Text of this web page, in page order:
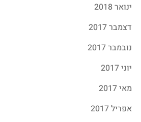
ינואר 2018
דצמבר 2017
נובמבר 2017
יוני 2017
מאי 2017
אפריל 2017